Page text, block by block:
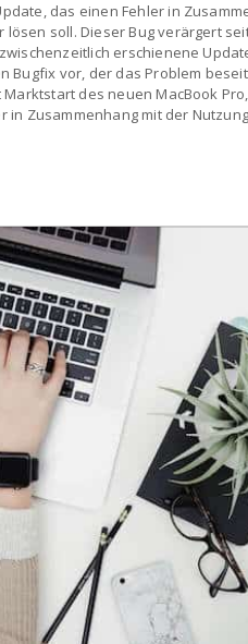
das einen Fehler in
lösen soll. Dieser Bug verärgert
erschienene
Bugfix vor, der das Problem
des neuen MacBook
in Zusammenhang mit der